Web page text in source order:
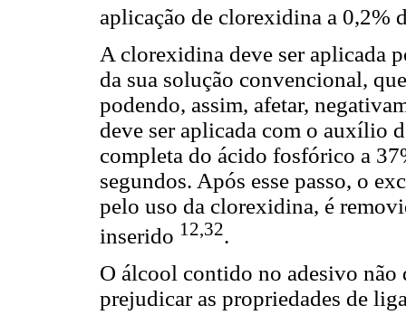
aplicação de clorexidina a 0,2%
A clorexidina deve ser aplicada
da sua solução convencional,
podendo, assim, afetar,
deve ser aplicada com o auxílio
completa do ácido fosfórico a
segundos. Após esse passo, o
pelo uso da clorexidina, é
inserido 12,32.
O álcool contido no adesivo não
prejudicar as propriedades de